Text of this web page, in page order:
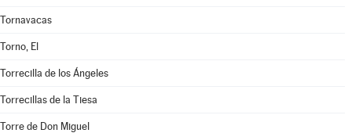
Tornavacas
Torno, El
Torrecilla de los Ángeles
Torrecillas de la Tiesa
Torre de Don Miguel